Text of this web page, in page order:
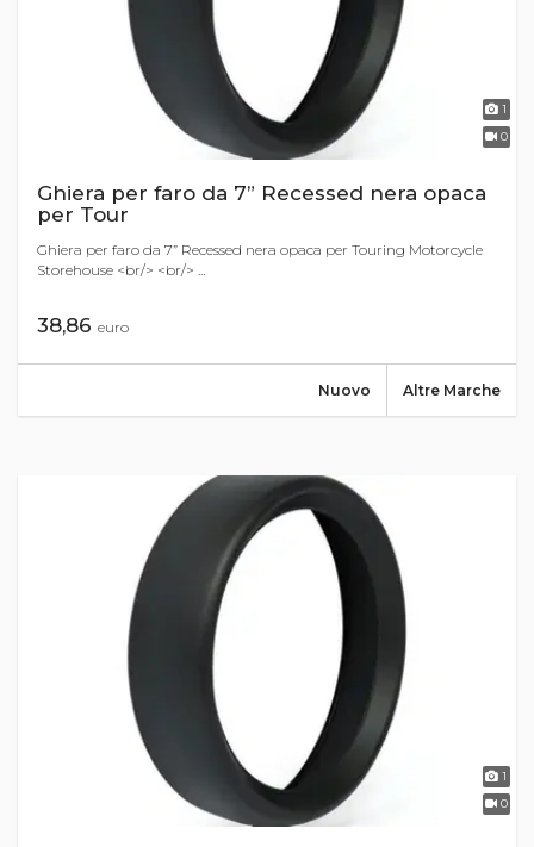
1
0
Ghiera per faro da 7” Recessed nera opaca
per Tour
Ghiera per faro da 7” Recessed nera opaca per Touring Motorcycle
Storehouse <br/> <br/> ...
38,86 euro
Altre Marche
Nuovo
1
0